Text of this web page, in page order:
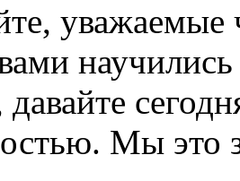
уважаемые
научились
давайте
Мы это